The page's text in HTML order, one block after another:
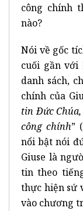
công chính
nào?
Nói về gốc
cuối gần với
danh sách,
chính của
tin Ðức
công chính”
nổi bật nói
Giuse là
tin theo
thực hiện sứ
vào chương